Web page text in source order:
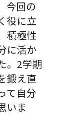
今回の
役に立
積極性
に活か
。2学期
鍛え直
て自分
いま